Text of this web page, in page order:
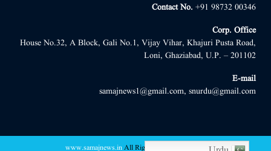
Contact No. +91 98732 00346
Corp. Office
House No.32, A Block, Gali No.1, Vijay Vihar, Khajuri Pusta Road,
Loni, Ghaziabad, U.P. – 201102
E-mail
samajnews1@gmail.com, snurdu@gmail.com
www.samajnews.inAll Right Reserved